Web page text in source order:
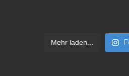
Mehr laden...